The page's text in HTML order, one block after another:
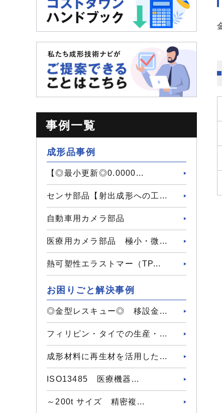
事例一覧
成形品事例
【◎最小更新◎0.0000...
センサ部品【射出成形への工...
自動車用カメラ部品
医療用カメラ部品 極小・微...
熱可塑性エラストマー（TP...
お困りごと解決事例
◎金型レスキュー◎ 移設金...
フィリピン・タイでの生産・...
成形材料に再生材を活用した...
ISO13485 医療機器...
～200t サイズ 精密複...